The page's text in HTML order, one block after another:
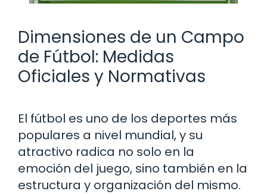
Dimensiones de un Campo
de Fútbol: Medidas
Oficiales y Normativas
El fútbol es uno de los deportes más
populares a nivel mundial, y su
atractivo radica no solo en la
emoción del juego, sino también en la
estructura y organización del mismo.